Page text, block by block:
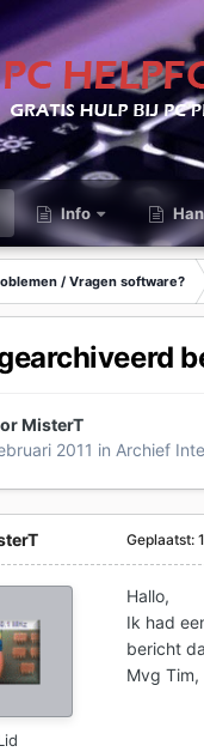
Info
/ Vragen software?
MisterT
2011 in Archief
Geplaatst:
Hallo,
Ik had
bericht
Mvg Tim,